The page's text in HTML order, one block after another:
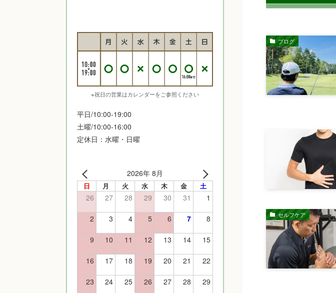
ブログ
セルフケア
※祝日の営業はカレンダーをご参照ください
平日/10:00-19:00
土曜/10:00-16:00
定休日：水曜・日曜
2026年 8月
日 月 火 水 木 金 土
26 27 28 29 30 31 1
2 3 4 5 6 7 8
9 10 11 12 13 14 15
16 17 18 19 20 21 22
23 24 25 26 27 28 29